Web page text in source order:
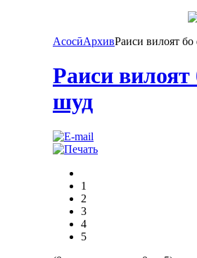
АсосӣАрхивРаиси вилоят
Раиси
шуд
1
2
3
4
5